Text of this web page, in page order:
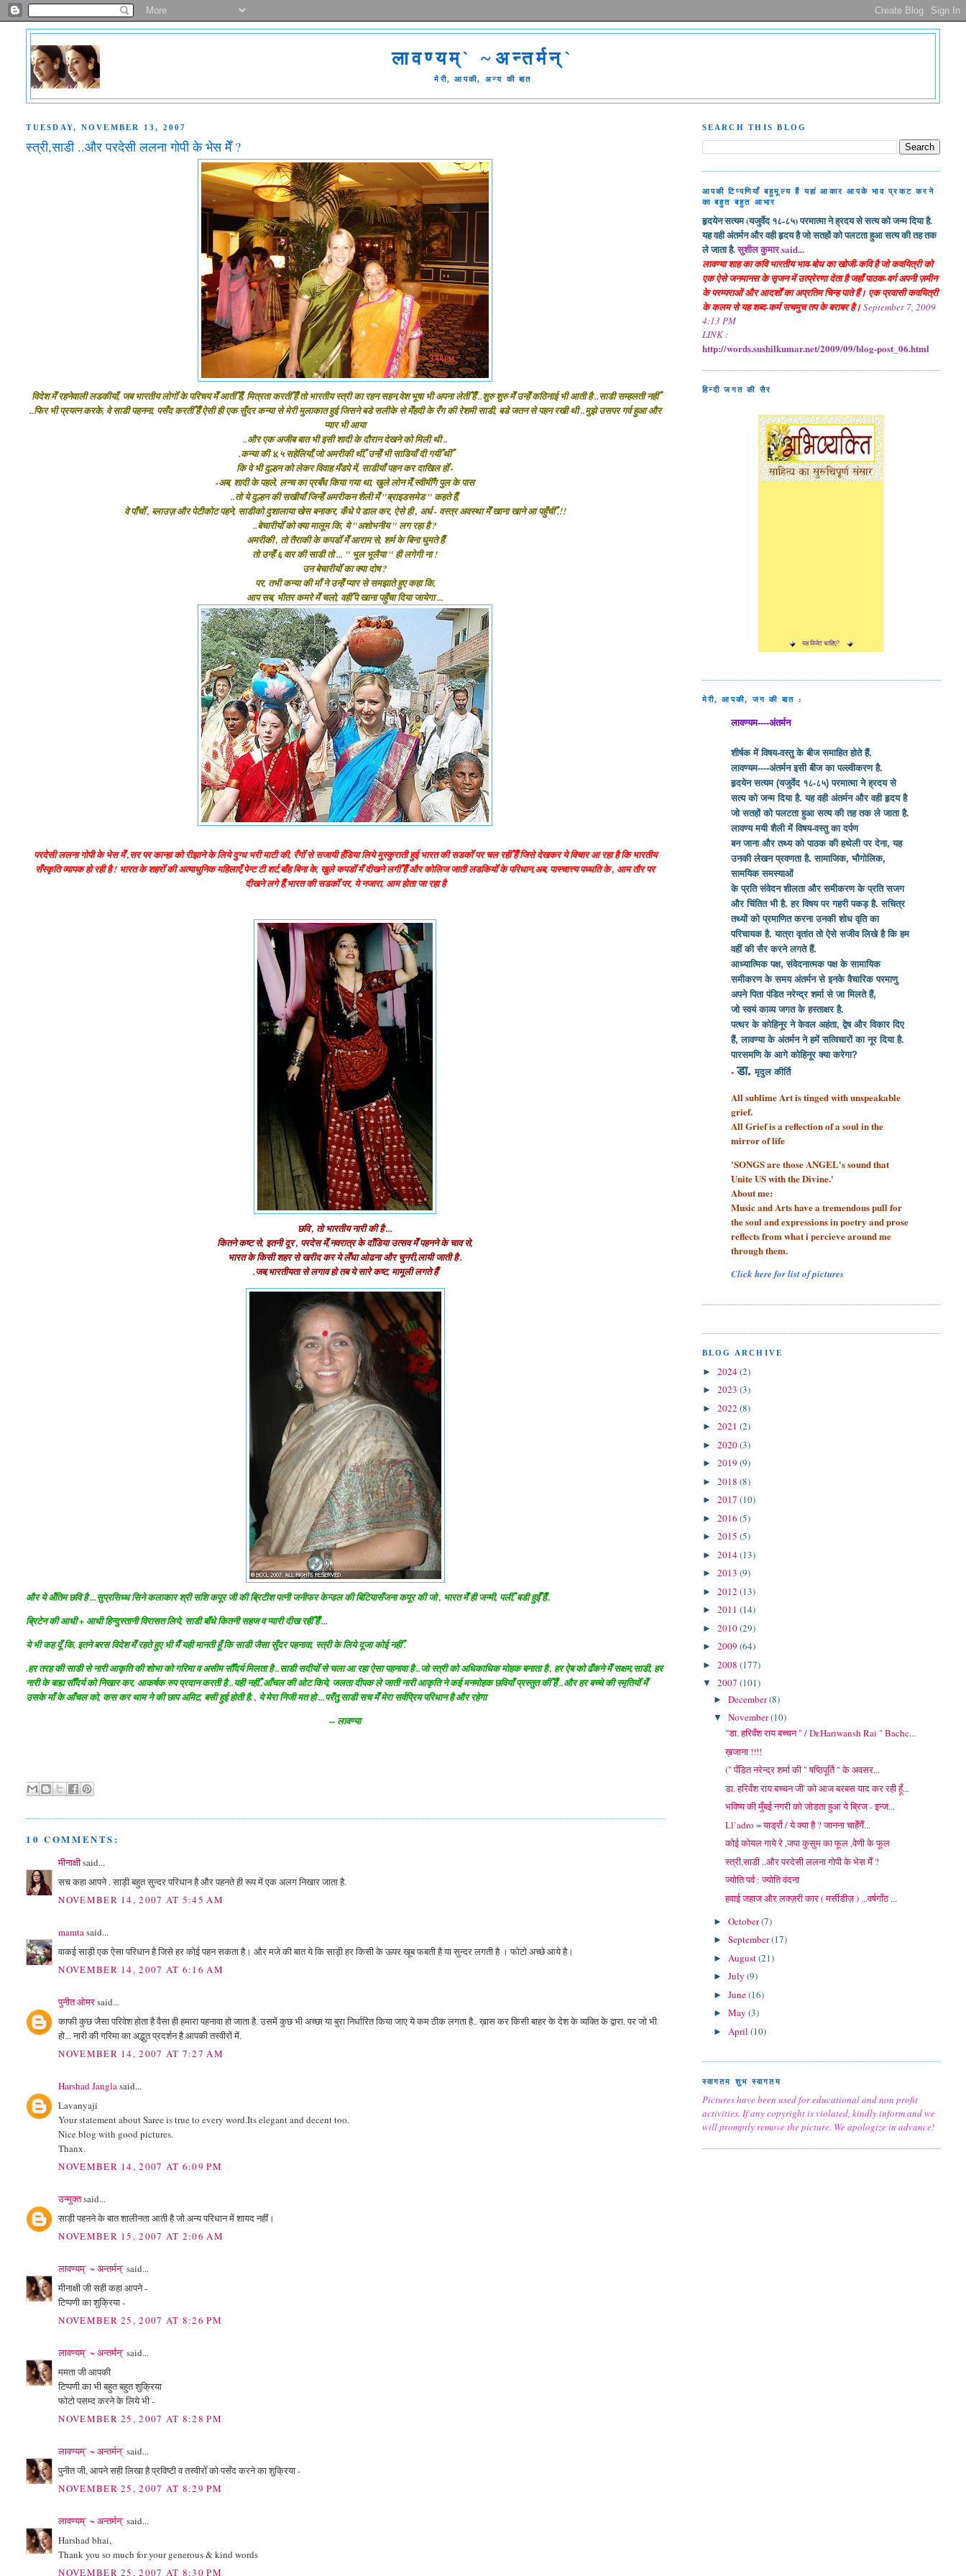
लावण्यम्` ~अन्तर्मन्`
मेरी, आपकी, अन्य की बात
TUESDAY, NOVEMBER 13, 2007
स्त्री,साडी ..और परदेसी ललना गोपी के भेस मेँ ?
विदेश मेँ रहनेवाली लडकीयाँ, जब भारतीय लोगोँ के परिचय मेँ आतीँ हैँ, मित्रता करतीँ हैँ तो भारतीय स्त्री का रहन सहन,वेश भूषा भी अपना लेतीँ हैँ ..शुरु शुरु मेँ उन्हेँ कठिनाई भी आती है ..साडी सम्हलती नहीँ
..फिर भी प्रयत्न करके, वे साडी पहनना, पसँद करतीँ हैँ ऐसी ही एक सुँदर कन्या से मेरी मुलाकात हुई जिसने बडे सलीके से मेँहदी के रँग की रेशमी साडी, बडे जतन से पहन रखी थी ..मुझे उसपर गर्व हुआ और
प्यार भी आया
..और एक अजीब बात भी इसी शादी के दौरान देखने को मिली थी ..
.कन्या की ४,५ सहेलियाँ,जो अमरीकी थीँ, उन्हेँ भी साडियाँ दी गयीँ थीँ
कि वे भी दुल्हन को लेकर विवाह मँडपे में, साडीयाँ पहन कर दाखिल होँ -
-अब, शादी के पहले, लन्च का प्रबँध किया गया था, खुले लोन मेँ,स्वीमीँग पुल के पास
..तो ये दुल्हन की सखीयाँ जिन्हेँ अमरीकन शैली मेँ "ब्राइडसमेड " कहते हैँ,
वे पाँचोँ , ब्लाउज़ और पेटीकोट पहने, साडीको दुशालाया खेस बनाकर, कँधे पे डाल कर, ऐसे ही , अर्ध - वस्त्र अवस्था मेँ खाना खाने आ पहुँचीँ .!!
..बेचारीयोँ को क्या मालूम कि, ये "अशोभनीय " लग रहा है ?
अमरीकी , तो तैराकी के कपडोँ मेँ आराम से, शर्म के बिना घुमते हैँ
तो उन्हेँ ६ वार की साडी तो ... " भूल भूलैया " ही लगेगी ना !
उन बेचारीयोँ का क्या दोष ?
पर, तभी कन्या की माँ ने उन्हेँ प्यार से समझाते हुए कहा कि,
आप सब, भीतर कमरे मेँ चलो, वहीँ पे खाना पहुँचा दिया जायेगा ...
परदेसी ललना गोपी के भेस मेँ ,सर पर कान्हा को रीझाने के लिये दुग्ध भरी माटी की, रँगोँ से सजायी हँडिया लिये मुस्कुराती हुई भारत की सडकोँ पर चल रहीँ हैँ जिसे देखकर ये विचार आ रहा है कि भारतीय
सँस्कृति व्यापक हो रही है ! भारत के शहरोँ की अत्याधुनिक महिलाएँ,पेन्ट टी शर्ट,बाँह बिना के, खुले कपडोँ मँ दीखने लगीँ हैँ और कोलिज जाती लडकियोँ के परिधान,अब, पास्चात्त्य पध्धति के , आम तौर पर
दीखने लगे हैँ,भारत की सडकोँ पर, ये नजारा, आम होता जा रहा है
छवि , तो भारतीय नारी की है ...
कितने कष्ट से, इतनी दूर , परदेस मेँ,नवरात्र के दाँडिया उत्सव मेँ पहनने के चाव से,
भारत के किसी शहर से खरीद कर ये लेँघा ओढना और चुनरी,लायी जाती है .
.जब,भारतीयता से लगाव हो तब ये सारे कष्ट, मामूली लगते हैँ
और ये अँतिम छवि है ...सुप्रसिध्ध सिने कलाकार श्री सशि कपूर जी की ब्रिटीश पत्नी जनीफर केन्डल की बिटियासँजना कपूर की जो , भारत मेँ ही जन्मी, पलीँ, बडी हुईँ हैँ..
ब्रिटेन की आधी + आधी हिन्दुस्तानी विरासत लिये, साडी बाँधे कितनी सहज व प्यारी दीख रहीँ हैँ ...
ये भी कह दूँ कि, इतने बरस विदेश मेँ रहते हुए भी मैँ यही मानती हूँ कि साडी जैसा सुँदर पहनावा, स्त्री के लिये दूजा कोई नहीँ .
.हर तरह की साडी से नारी आकृति की शोभा को गरिमा व असीम सौँदर्य मिलता है ..साडी सदीयोँ से चला आ रहा ऐसा पहनावा है ..जो स्त्री को अधिकाधिक मोहक बनाता है , हर ऐब को ढँकने मेँ सक्षम,साडी, हर
नारी के बाह्य सौँदर्य को निखार कर, आकर्षक रुप प्रदान करती है ..यही नहीँ..आँचल की ओट किये, जलता दीपक ले जाती नारी आकृति ने कई मनमोहक छवियाँ प्रस्तुत कीँ हैँ ..और हर बच्चे की स्मृतियोँ मेँ
उसके माँ के आँचल को, कस कर थाम ने की छाप अमिट, बसी हुई होती है. , ये मेरा निजी मत हो ...परँतु,साडी सच मेँ मेरा सर्वप्रिय परिधान है और रहेगा
-- लावण्या
10 COMMENTS:
मीनाक्षीsaid...
सच कहा आपने . साड़ी बहुत सुन्दर परिधान है और पहनते ही रूप में एक अलग निखार जाता है.
NOVEMBER 14, 2007 AT 5:45 AM
mamtasaid...
वाकई साड़ी एक ऐसा परिधान है जिसे हर कोई पहन सकता है। और मजे की बात ये कि साड़ी हर किसी के ऊपर खूब फबती है या सुन्दर लगती है । फोटो अच्छे आये है।
NOVEMBER 14, 2007 AT 6:16 AM
पुनीत ओमरsaid...
काफी कुछ जैसा परिवेश होता है वैसा ही हमारा पहनावा हो जाता है. उसमें कुछ भी अच्छा या बुरा निर्धारित किया जाए ये कम ठीक लगता है.. ख़ास कर किसी बाहर के देश के व्यक्ति के द्वारा. पर जो भी
हो... नारी की गरिमा का अद्भुत प्रदर्शन है आपकी तस्वीरों में.
NOVEMBER 14, 2007 AT 7:27 AM
Harshad Janglasaid...
Lavanyaji
Your statement about Saree is true to every word.Its elegant and decent too.
Nice blog with good pictures.
Thanx.
NOVEMBER 14, 2007 AT 6:09 PM
उन्मुक्तsaid...
साड़ी पहनने के बात शालीनता आती है जो अन्य परिधान में शायद नहीं।
NOVEMBER 15, 2007 AT 2:06 AM
लावण्यम्` ~ अन्तर्मन्` said...
मीनाक्षी जी सही कहा आपने -
टिप्पणी का शुक्रिया -
NOVEMBER 25, 2007 AT 8:26 PM
लावण्यम्` ~ अन्तर्मन्` said...
ममता जी आपकी
टिप्पणी का भी बहुत बहुत शुक्रिया
फोटो पसम्द करने के लिये भी -
NOVEMBER 25, 2007 AT 8:28 PM
लावण्यम्` ~ अन्तर्मन्` said...
पुनीत जी, आपने सही लिखा है प्रविष्टी व तस्वीरोँ को पसँद करने का शुक्रिया -
NOVEMBER 25, 2007 AT 8:29 PM
लावण्यम्` ~ अन्तर्मन्` said...
Harshad bhai,
Thank you so much for your generous & kind words
NOVEMBER 25, 2007 AT 8:30 PM
SEARCH THIS BLOG
आपकी टिप्पणियाँ बहुमूल्य हैं यहां आकार आपके भाव प्रकट करने
का बहुत बहुत आभार
हृदयेन सत्यम (यजुर्वेद १८-८५) परमात्मा ने ह्रदय से सत्य को जन्म दिया है.
यह वही अंतर्मन और वही हृदय है जो सतहों को पलटता हुआ सत्य की तह तक
ले जाता है.सुशील कुमार said...
लावण्या शाह का कवि भारतीय भाव-बोध का खोजी-कवि है जो कवयित्री को
एक ऐसे जनमानस के सृजन में उत्प्रेरणा देता है जहाँ पाठक-वर्ग अपनी ज़मीन
के परम्पराओं और आदर्शों का अप्रतिम चिन्ह पाते हैं। एक प्रवासी कवयित्री
के कलम से यह शब्द-कर्म सचमुच तप के बराबर है। September 7, 2009
4:13 PM
LINK :
http://words.sushilkumar.net/2009/09/blog-post_06.html
हिन्दी जगत की सैर
यह विजेट चाहिए?
मेरी, आपकी, जग की बात :
लावण्यम----अंतर्मन
शीर्षक में विषय-वस्तु के बीज समाहित होते हैं.
लावण्यम----अंतर्मन इसी बीज का पल्ल्वीकरण है.
हृदयेन सत्यम (यजुर्वेद १८-८५) परमात्मा ने ह्रदय से
सत्य को जन्म दिया है. यह वही अंतर्मन और वही हृदय है
जो सतहों को पलटता हुआ सत्य की तह तक ले जाता है.
लावण्य मयी शैली में विषय-वस्तु का दर्पण
बन जाना और तथ्य को पाठक की हथेली पर देना, यह
उनकी लेखन प्रवणता है. सामाजिक, भौगोलिक,
सामयिक समस्याओं
के प्रति संवेदन शीलता और समीकरण के प्रति सजग
और चिंतित भी है. हर विषय पर गहरी पकड़ है. सचित्र
तथ्यों को प्रमाणित करना उनकी शोध वृति का
परिचायक है. यात्रा वृतांत तो ऐसे सजीव लिखे है कि हम
वहीं की सैर करने लगते हैं.
आध्यात्मिक पक्ष, संवेदनात्मक पक्ष के सामायिक
समीकरण के समय अंतर्मन से इनके वैचारिक परमाणु
अपने पिता पंडित नरेन्द्र शर्मा सेजा मिलते हैं,
जो स्वयं काव्य जगत के हस्ताक्षर है.
पत्थर के कोहिनूर ने केवल अहंता, द्वेष और विकार दिए
हैं, लावण्या के अंतर्मन ने हमें सत्विचारों का नूर दिया है.
पारसमणि के आगे कोहिनूर क्या करेगा?
- डा.मृदुल कीर्ति
All sublime Art is tinged with unspeakable
grief.
All Grief is a reflection of a soulin the
mirror of life
'SONGS are those ANGEL's sound that
Unite US with the Divine.'
About me:
Music and Arts have a tremendous pull for
the soul and expressions in poetry and prose
reflects from what i percieve around me
through them.
Click here for list of pictures
BLOG ARCHIVE
► 2024(2)
► 2023 (3)
► 2022 (8)
► 2021 (2)
► 2020(3)
► 2019 (9)
► 2018 (8)
► 2017 (10)
► 2016 (5)
► 2015 (5)
► 2014(13)
► 2013 (9)
► 2012 (13)
► 2011 (14)
► 2010(29)
► 2009 (64)
► 2008 (177)
▼ 2007 (101)
►December(8)
▼November(10)
"डा. हरिवँश राय बच्चन " / Dr.Hariwansh Rai " Bachc...
ख़जाना !!!!
(" पँडित नरेन्द्र शर्मा की " षष्ठिपूर्ति " के अवसर...
डा. हरिवँश राय बच्चन जी' को आज बरबस याद कर रही हूँ...
भविष्य की मुँबई नगरी को जोडता हुआ ये ब्रिज - इन्ज...
Ll`adro = यार्ड्रो / ये क्या है ? जानना चाहेँगेँ...
कोई कोयल गाये रे ,जपा कुसुम का फूल ,वेणी के फूल
स्त्री,साडी ..और परदेसी ललना गोपी के भेस मेँ ?
ज्योति पर्व : ज्योति वंदना
हवाई जहाज और लक्ज़री कार ( मर्सीडीज़ ) ...वर्षगाँठ ...
►October(7)
►September(17)
► August(21)
►July(9)
►June(16)
►May(3)
► April(10)
स्वागतम शुभ स्वागतम
Pictures have been used for educational and non profit
activities. If any copyright is violated, kindly inform and we
will promptly remove the picture. We apologize in advance!